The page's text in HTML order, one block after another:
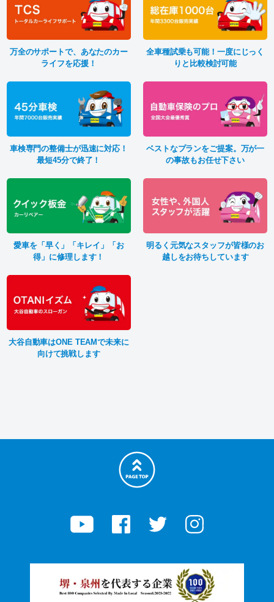
万全のサポートで、あなたのカー
ライフを応援！
全車種試乗も可能！一度にじっく
りと比較検討可能
車検専門の整備士が迅速に対応！
最短45分で終了！
ベストなプランをご提案。万が一
の事故もお任せ下さい
愛車を「早く」「キレイ」「お
得」に修理します！
明るく元気なスタッフが皆様のお
越しをお待ちしています
大谷自動車はONE TEAMで未来に
向けて挑戦します